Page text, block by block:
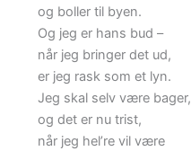
og boller til byen.
Og jeg er hans bud –
når jeg bringer det ud,
er jeg rask som et lyn.
Jeg skal selv være bager,
og det er nu trist,
når jeg hel’re vil være